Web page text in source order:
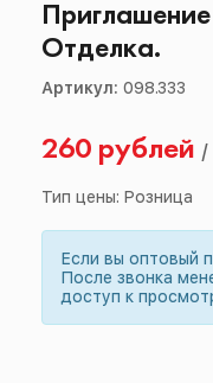
Отделка.
Артикул: 098.333
260 рублей /
Тип цены: Розница
Если вы оптовый
После звонка
доступ к